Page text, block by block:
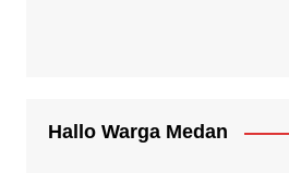
Hallo Warga Medan